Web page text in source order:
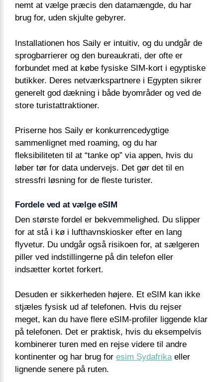
nemt at vælge præcis den datamængde, du har
brug for, uden skjulte gebyrer.
Installationen hos Saily er intuitiv, og du undgår de
sprogbarrierer og den bureaukrati, der ofte er
forbundet med at købe fysiske SIM-kort i egyptiske
butikker. Deres netværkspartnere i Egypten sikrer
generelt god dækning i både byområder og ved de
store turistattraktioner.
Priserne hos Saily er konkurrencedygtige
sammenlignet med roaming, og du har
fleksibiliteten til at “tanke op” via appen, hvis du
løber tør for data undervejs. Det gør det til en
stressfri løsning for de fleste turister.
Fordele ved at vælge eSIM
Den største fordel er bekvemmelighed. Du slipper
for at stå i kø i lufthavnskiosker efter en lang
flyvetur. Du undgår også risikoen for, at sælgeren
piller ved indstillingerne på din telefon eller
indsætter kortet forkert.
Desuden er sikkerheden højere. Et eSIM kan ikke
stjæles fysisk ud af telefonen. Hvis du rejser
meget, kan du have flere eSIM-profiler liggende klar
på telefonen. Det er praktisk, hvis du eksempelvis
kombinerer turen med en rejse videre til andre
kontinenter og har brug for esim Sydafrikaeller
lignende senere på ruten.